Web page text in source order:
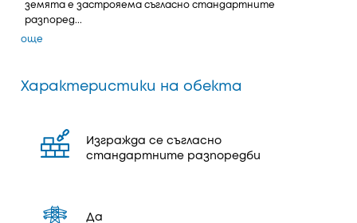
земята е застрояема съгласно стандартните
разпоред...
още
Характеристики на обекта
Изгражда се съгласно
стандартните разпоредби
Да